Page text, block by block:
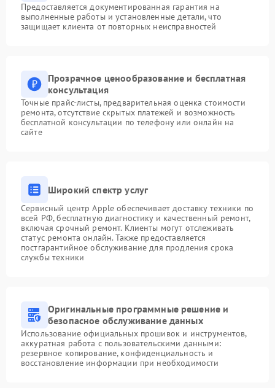
Предоставляется документированная гарантия на
выполненные работы и установленные детали, что
защищает клиента от повторных неисправностей
Прозрачное ценообразование и бесплатная
консультация
Точные прайс-листы, предварительная оценка стоимости
ремонта, отсутствие скрытых платежей и возможность
бесплатной консультации по телефону или онлайн на
сайте
Широкий спектр услуг
Сервисный центр Apple обеспечивает доставку техники по
всей РФ, бесплатную диагностику и качественный ремонт,
включая срочный ремонт. Клиенты могут отслеживать
статус ремонта онлайн. Также предоставляется
постгарантийное обслуживание для продления срока
службы техники
Оригинальные программные решение и
безопасное обслуживание данных
Использование официальных прошивок и инструментов,
аккуратная работа с пользовательскими данными:
резервное копирование, конфиденциальность и
восстановление информации при необходимости